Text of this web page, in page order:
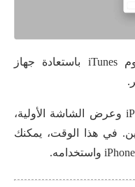
في هذه المرحلة، سيقوم iTunes باستعادة جهاز
سيتم إعادة تشغيل iPhone وعرض الشاشة الأولية،
في هذا الوقت، يمكنك